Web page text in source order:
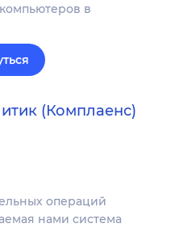
в
(Комплаенс)
операций
нами система